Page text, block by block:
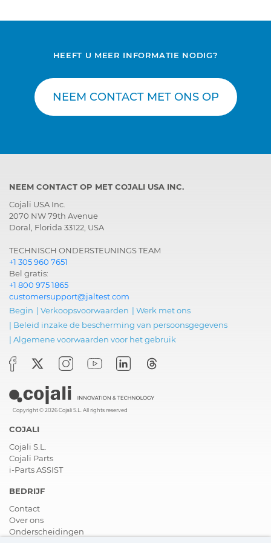
HEEFT U MEER INFORMATIE NODIG?
NEEM CONTACT MET ONS OP
NEEM CONTACT OP MET COJALI USA INC.
Cojali USA Inc.
2070 NW 79th Avenue
Doral, Florida 33122, USA
TECHNISCH ONDERSTEUNINGS TEAM
+1 305 960 7651
Bel gratis:
+1 800 975 1865
customersupport@jaltest.com
Begin | Verkoopsvoorwaarden | Werk met ons
| Beleid inzake de bescherming van persoonsgegevens
| Algemene voorwaarden voor het gebruik
Copyright © 2026 Cojali S.L. All rights reserved
COJALI
Cojali S.L.
Cojali Parts
i-Parts ASSIST
BEDRIJF
Contact
Over ons
Onderscheidingen